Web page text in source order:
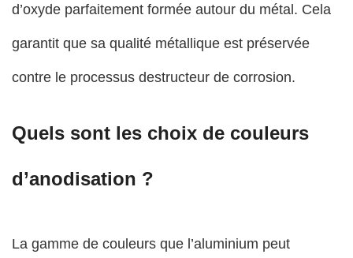
d’oxyde parfaitement formée autour du métal. Cela
garantit que sa qualité métallique est préservée
contre le processus destructeur de corrosion.
Quels sont les choix de couleurs
d’anodisation ?
La gamme de couleurs que l’aluminium peut